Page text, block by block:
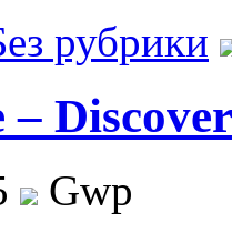
рубрики
Gwp